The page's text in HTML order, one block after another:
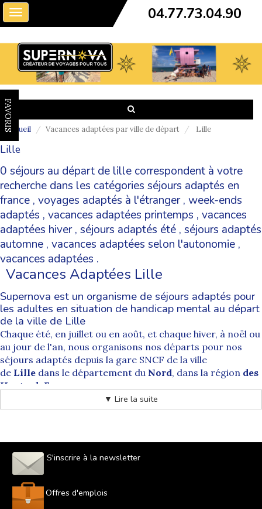
Toggle
navigation
04.77.73.04.90
FAVORIS
Accueil Vacances adaptées par ville de départ Lille
Lille
0 séjours au départ de lille correspondent à votre
recherche dans les catégories séjours adaptés en
france , voyages adaptés à l'étranger, week-ends
adaptés , vacances adaptées printemps , vacances
adaptées hiver, séjours adaptés été , séjours adaptés
automne , vacances adaptées selon l'autonomie ,
vacances adaptées .
Vacances Adaptées Lille
Supernova est un organisme de séjours adaptés pour
les adultes en situation de handicap mental au départ
de la ville de Lille
Chaque été, en juillet ou en août, et chaque hiver, à noël ou
au jour de l'an, nous organisons nos départs pour nos
séjours adaptés depuis la gare SNCF de la ville
de Lille dans le département du Nord, dans la région des
Hauts-deFrance
Nos départs sont systématiquement accompagnés par
des animateurs spécialement formés à cet exercice.
destinations. Les départs de la
soumis à un supplément qui correspond au prix des billets
de train aller et retour et à l'accompagnement de nos
équipes d'animateurs.
Comment se déroule les acheminements organisés
▼ Lire la suite
S'inscrire à la newsletter
Offres d'emplois